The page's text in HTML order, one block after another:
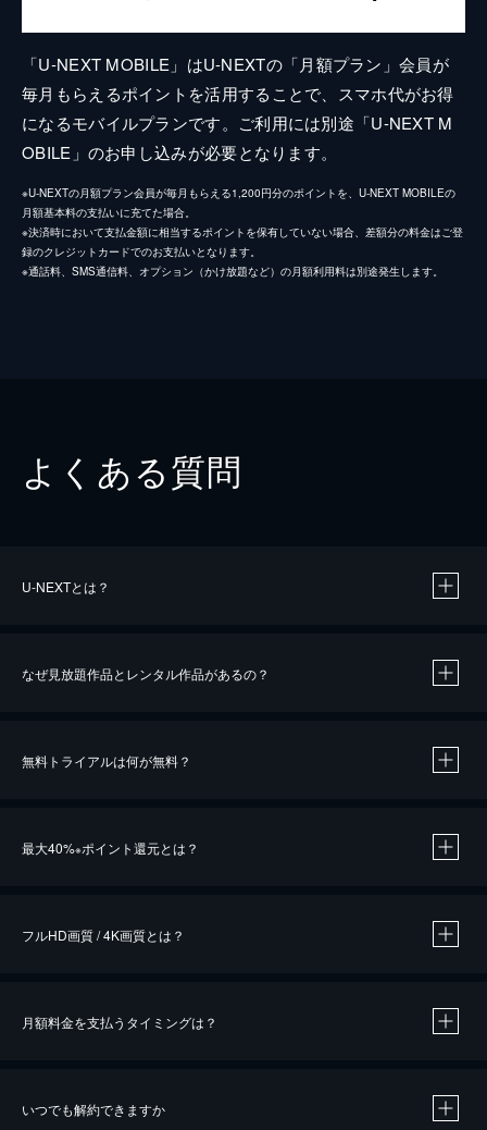
「U-NEXT MOBILE」はU-NEXTの「月額プラン」会員が
毎月もらえるポイントを活用することで、スマホ代がお得
になるモバイルプランです。ご利用には別途「U-NEXT M
OBILE」のお申し込みが必要となります。
※U-NEXTの月額プラン会員が毎月もらえる1,200円分のポイントを、U-NEXT MOBILEの
月額基本料の支払いに充てた場合。
※決済時において支払金額に相当するポイントを保有していない場合、差額分の料金はご登
録のクレジットカードでのお支払いとなります。
※通話料、SMS通信料、オプション（かけ放題など）の月額利用料は別途発生します。
よくある質問
U-NEXTとは？
なぜ見放題作品とレンタル作品があるの？
無料トライアルは何が無料？
最大40%※ポイント還元とは？
※40％ポイント還元の対象は、クレジットカード決済による作品の購入 / レンタルです。
フルHD画質 / 4K画質とは？
月額料金を支払うタイミングは？
いつでも解約できますか